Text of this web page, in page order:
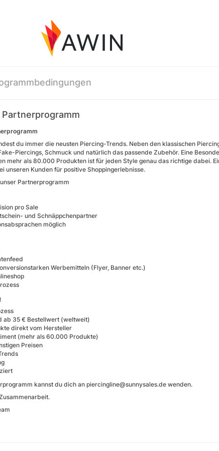
Partnerprogramm
du immer die neusten Piercing-Trends. Neben den klassischen
Piercings, Schmuck und natürlich das passende Zubehör. Eine
mehr als 80.000 Produkten ist für jeden Style genau das richtige dabei.
unseren Kunden für positive Shoppingerlebnisse.
Partnerprogramm
pro Sale
und Schnäppchenpartner
möglich
Werbemitteln (Flyer, Banner etc.)
ab 35 € Bestellwert (weltweit)
direkt vom Hersteller
(mehr als 60.000 Produkte)
Preisen
kannst du dich an piercingline@sunnysales.de wenden.